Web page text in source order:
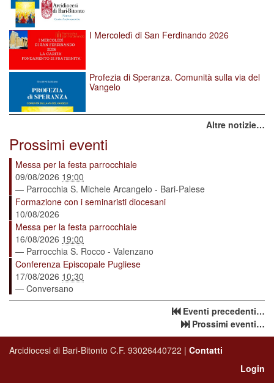
I Mercoledì di San Ferdinando 2026
Profezia di Speranza. Comunità sulla via del
Vangelo
Altre notizie…
Prossimi eventi
Messa per la festa parrocchiale
09/08/2026 19:00
— Parrocchia S. Michele Arcangelo - Bari-Palese
Formazione con i seminaristi diocesani
10/08/2026
Messa per la festa parrocchiale
16/08/2026 19:00
— Parrocchia S. Rocco - Valenzano
Conferenza Episcopale Pugliese
17/08/2026 10:30
— Conversano
Eventi precedenti…
Prossimi eventi…
Arcidiocesi di Bari-Bitonto C.F. 93026440722 | Contatti
Login